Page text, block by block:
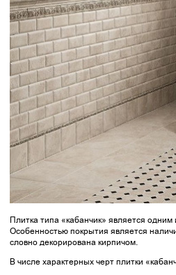
Плитка типа «кабанчик» является
Особенностью покрытия является
словно декорирована кирпичом.
В числе характерных черт плитки